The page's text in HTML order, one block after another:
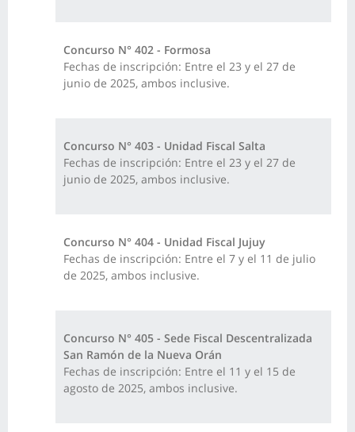
Concurso N° 402 - Formosa
Fechas de inscripción: Entre el 23 y el 27 de
junio de 2025, ambos inclusive.
Concurso N° 403 - Unidad Fiscal Salta
Fechas de inscripción: Entre el 23 y el 27 de
junio de 2025, ambos inclusive.
Concurso N° 404 - Unidad Fiscal Jujuy
Fechas de inscripción: Entre el 7 y el 11 de julio
de 2025, ambos inclusive.
Concurso N° 405 - Sede Fiscal Descentralizada
San Ramón de la Nueva Orán
Fechas de inscripción: Entre el 11 y el 15 de
agosto de 2025, ambos inclusive.